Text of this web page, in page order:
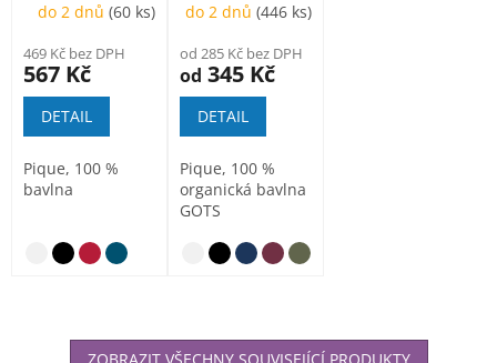
do 2 dnů(60 ks)
469 Kč bez DPH
567 Kč
DETAIL
Pique, 100 %
bavlna
do 2 dnů(446 ks)
od 285 Kč bez DPH
od 345 Kč
DETAIL
Pique, 100 %
organická bavlna
GOTS
ZOBRAZIT VŠECHNY SOUVISEJÍCÍ PRODUKTY